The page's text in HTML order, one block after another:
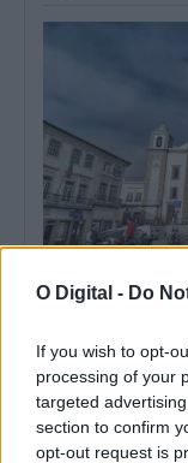
O Digital - Do
If you wish to opt-
processing of your
targeted
section to confirm
opt-out request is
gratuitas sobre
O Instituto Cultural
promovem o Ciclo
6 Agosto, 2026 - 12:15